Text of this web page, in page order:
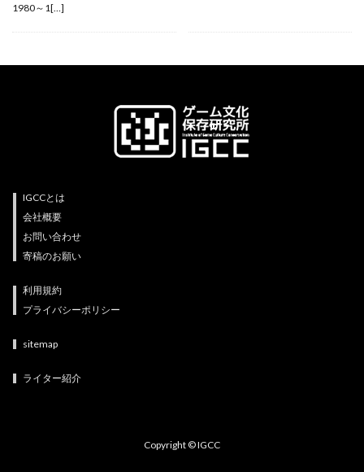
1980～1[…]
IGCCとは
会社概要
お問い合わせ
寄稿のお願い
利用規約
プライバシーポリシー
sitemap
ライター紹介
Copyright © IGCC